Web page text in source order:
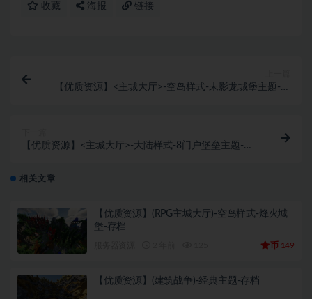
收藏 海报 链接
【优质资源】<主城大厅>-空岛样式-末影龙城堡主题-存
【优质资源】<主城大厅>-大陆样式-8门户堡垒主题-存
相关文章
【优质资源】(RPG主城大厅)-空岛样式-烽火城
堡-存档
币 149
【优质资源】(建筑战争)-经典主题-存档